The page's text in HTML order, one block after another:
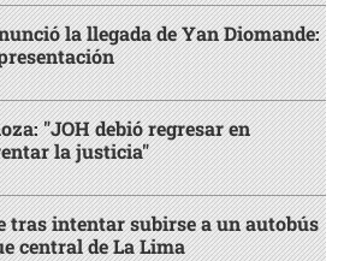
la llegada de Yan Diomande:
"JOH debió regresar en
la justicia"
tras intentar subirse a un autobús
central de La Lima